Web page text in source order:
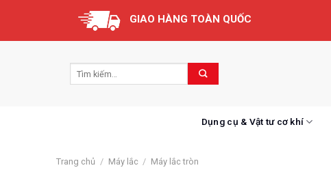
content
GIAO HÀNG TOÀN QUỐC
Dụng cụ & Vật tư cơ khí
Trang chủ / Máy lắc / Máy lắc tròn